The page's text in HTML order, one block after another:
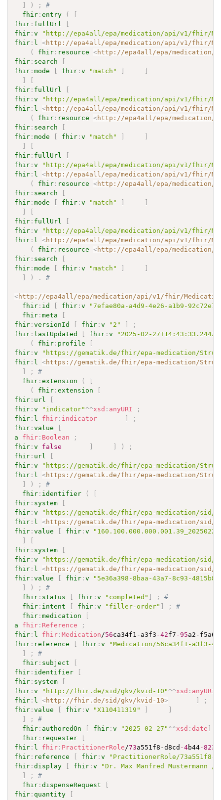
) ;
#
fhir :entry (
fhir : fullUrl
fhir :v
"http://epa4all/epa/medication/api/v1/fhir/
fhir : l <http://epa4all/epa/medication/api/v1/fhir/
(
fhir : resource <http://epa4all/epa/medication/
fhir : search
fhir :mode fhir :v "match"
fhir : fullUrl
fhir :v
"http://epa4all/epa/medication/api/v1/fhir/
fhir : l <http://epa4all/epa/medication/api/v1/fhir/
(
fhir : resource <http://epa4all/epa/medication/
fhir : search
fhir :mode fhir :v "match"
fhir : fullUrl
fhir :v
"http://epa4all/epa/medication/api/v1/fhir/
fhir : l <http://epa4all/epa/medication/api/v1/fhir/
(
fhir : resource <http://epa4all/epa/medication/
fhir : search
fhir :mode fhir :v "match"
fhir : fullUrl
fhir :v
"http://epa4all/epa/medication/api/v1/fhir/
fhir : l <http://epa4all/epa/medication/api/v1/fhir/
(
fhir : resource <http://epa4all/epa/medication/
fhir : search
fhir :mode fhir :v "match"
) . #
<http://epa4all/epa/medication/api/v1/fhir/
fhir : id fhir :v
"7efae80a-a4d9-4e26-a1b9-
fhir :meta
fhir :versionId fhir :v "2"
;
fhir : lastUpdated fhir :v "2025-02-27T14:43:33.244Z"
(
fhir : profile
fhir :v
"https://gematik.de/fhir/epa-medication/
fhir : l <https://gematik.de/fhir/epa-medication/
;
#
fhir :extension (
(
fhir :extension
fhir : url
fhir :v "indicator" ^^xsd : anyURI
;
fhir : l fhir : indicator
;
fhir :value
a
fhir : Boolean
;
fhir :v false )
;
fhir : url
fhir :v
"https://gematik.de/fhir/epa-medication/
fhir : l <https://gematik.de/fhir/epa-medication/
) ;
#
fhir : identifier (
fhir : system
fhir :v
"https://gematik.de/fhir/epa-medication/
fhir : l <https://gematik.de/fhir/epa-medication/
fhir :value fhir :v
fhir : system
fhir :v
"https://gematik.de/fhir/epa-medication/
fhir : l <https://gematik.de/fhir/epa-medication/
fhir :value fhir :v
"5e36a398-8baa-43a7-8c93-
) ;
#
fhir : status fhir :v "completed" ;
#
fhir : intent fhir :v "filler-order" ;
#
fhir :medication
a
fhir : Reference
;
fhir : l fhir :Medication /56ca34f1-a3f3 -42f7 -95a2-
fhir : reference fhir :v
"Medication/56ca34f1-a3f3-
;
#
fhir : subject
fhir : identifier
fhir : system
fhir :v "http://fhir.de/sid/gkv/kvid-10" ^^xsd : anyURI
fhir : l <http://fhir.de/sid/gkv/kvid-10>
;
fhir :value fhir :v "X110411319"
;
#
fhir : authoredOn fhir :v "2025-02-27" ^^xsd :date
fhir : requester
fhir : l fhir : PractitionerRole /73a551f8-d8cd -4b44-823
fhir : reference fhir :v
"PractitionerRole/73a551f8-
fhir :display fhir :v
"Dr. Max Manfred Mustermann /
;
#
fhir :dispenseRequest
fhir : quantity